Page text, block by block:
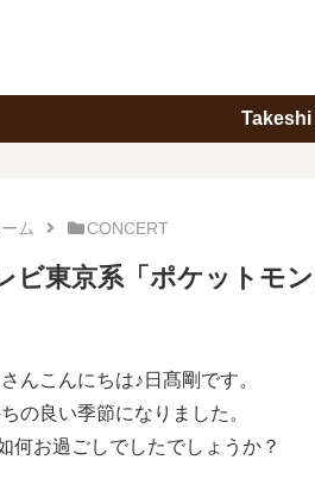
Takeshi
ム CONCERT
ビ東京系「ポケットモン
んこんにちは♪日髙剛です。
の良い季節になりました。
何お過ごしでしたでしょうか？